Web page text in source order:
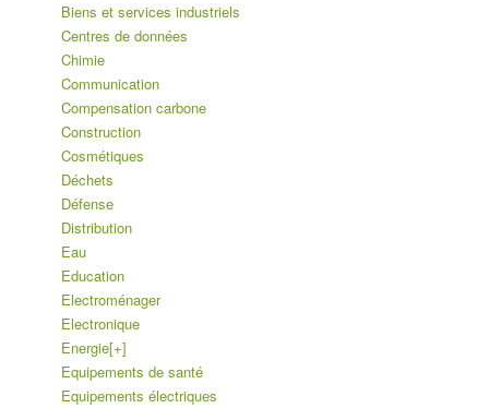
Biens et services industriels
Centres de données
Chimie
Communication
Compensation carbone
Construction
Cosmétiques
Déchets
Défense
Distribution
Eau
Education
Electroménager
Electronique
Energie[+]
Equipements de santé
Equipements électriques